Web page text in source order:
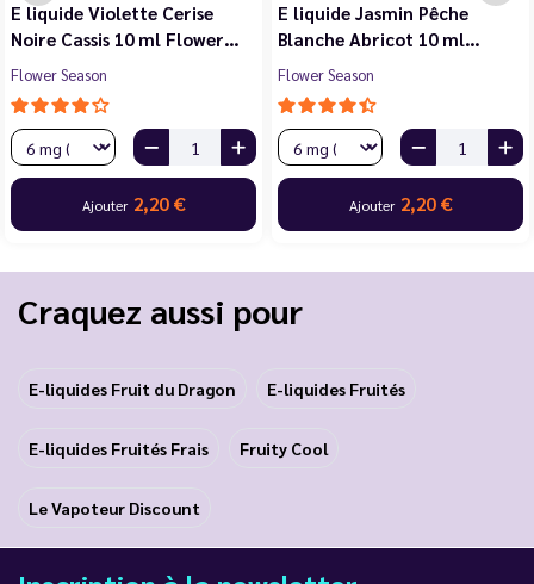
E liquide Violette Cerise
Noire Cassis 10 ml Flower…
Flower Season
Ajouter 2,20 €
E liquide Jasmin Pêche
Blanche Abricot 10 ml…
Flower Season
Ajouter 2,20 €
Craquez aussi pour
E-liquides Fruit du Dragon E-liquides Fruités
E-liquides Fruités Frais Fruity Cool
Le Vapoteur Discount